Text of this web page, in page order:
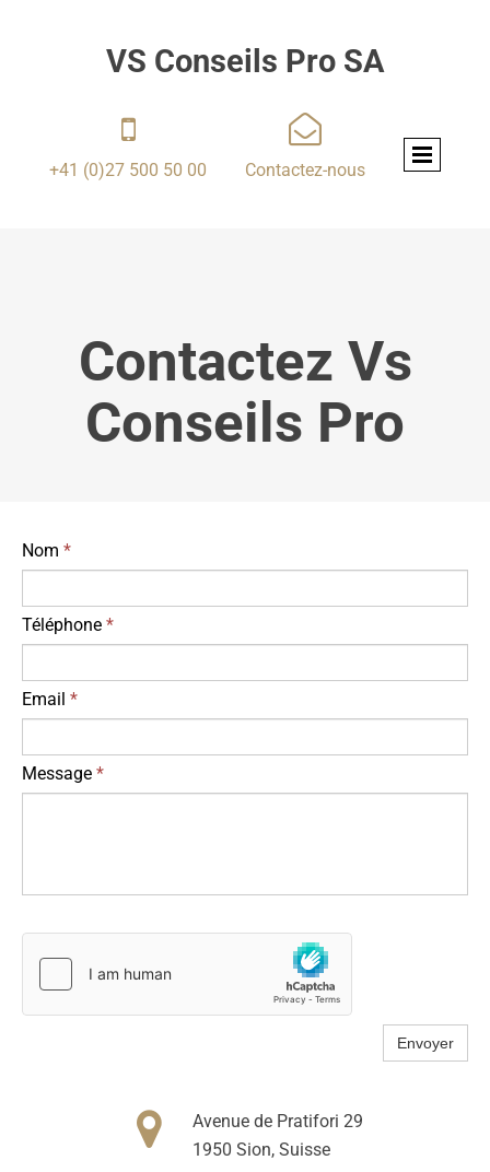
VS Conseils Pro SA

+41 (0)27 500 50 00

Contactez-nous
Contactez Vs
Conseils Pro
Nom *
Téléphone *
Email *
Message *
Envoyer

Avenue de Pratifori 29
1950 Sion, Suisse